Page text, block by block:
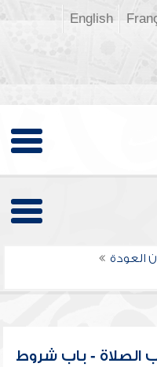
English
العودة
الصلاة - باب شروط